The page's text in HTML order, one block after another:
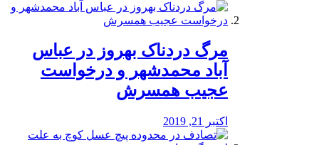
مرگ دردناک بهروز در عباس
آباد محمدشهر و درخواست
عجیب همسرش
اکتبر 21, 2019